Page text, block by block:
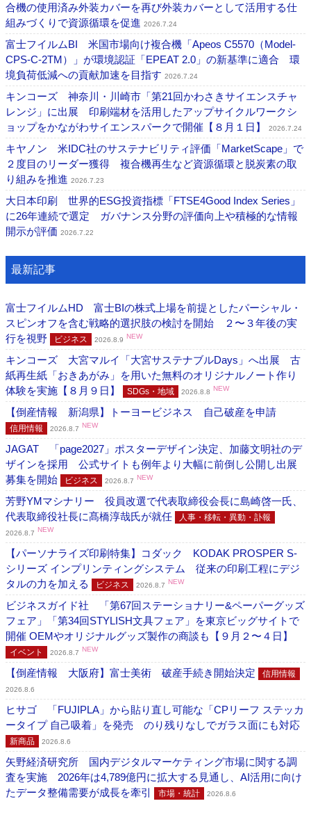
合機の使用済み外装カバーを再び外装カバーとして活用する仕
組みづくりで資源循環を促進 2026.7.24
富士フイルムBI 米国市場向け複合機「Apeos C5570（Model-
CPS-C-2TM）」が環境認証「EPEAT 2.0」の新基準に適合 環
境負荷低減への貢献加速を目指す 2026.7.24
キンコーズ 神奈川・川崎市「第21回かわさきサイエンスチャ
レンジ」に出展 印刷端材を活用したアップサイクルワークシ
ョップをかながわサイエンスパークで開催【８月１日】
2026.7.24
キヤノン 米IDC社のサステナビリティ評価「MarketScape」で
２度目のリーダー獲得 複合機再生など資源循環と脱炭素の取
り組みを推進 2026.7.23
大日本印刷 世界的ESG投資指標「FTSE4Good Index Series」
に26年連続で選定 ガバナンス分野の評価向上や積極的な情報
開示が評価 2026.7.22
最新記事
富士フイルムHD 富士BIの株式上場を前提としたパーシャル・
スピンオフを含む戦略的選択肢の検討を開始 ２〜３年後の実
行を視野
ビジネス 2026.8.9 NEW
キンコーズ 大宮マルイ「大宮サステナブルDays」へ出展 古
紙再生紙「おきあがみ」を用いた無料のオリジナルノート作り
体験を実施【８月９日】
SDGs・地域 2026.8.8 NEW
【倒産情報 新潟県】トーヨービジネス 自己破産を申請
信用情報 2026.8.7 NEW
JAGAT 「page2027」ポスターデザイン決定、加藤文明社のデ
ザインを採用 公式サイトも例年より大幅に前倒し公開し出展
募集を開始
ビジネス 2026.8.7 NEW
芳野YMマシナリー 役員改選で代表取締役会長に島崎啓一氏、
代表取締役社長に髙橋淳哉氏が就任
人事・移転・異動・訃報
2026.8.7 NEW
【パーソナライズ印刷特集】コダック KODAK PROSPER S-
シリーズ インプリンティングシステム 従来の印刷工程にデジ
タルの力を加える
ビジネス 2026.8.7 NEW
ビジネスガイド社 「第67回ステーショナリー&ペーパーグッズ
フェア」「第34回STYLISH文具フェア」を東京ビッグサイトで
開催 OEMやオリジナルグッズ製作の商談も【９月２〜４日】
イベント 2026.8.7 NEW
【倒産情報 大阪府】富士美術 破産手続き開始決定 信用情報
2026.8.6
ヒサゴ 「FUJIPLA」から貼り直し可能な「CPリーフ ステッカ
ータイプ 自己吸着」を発売 のり残りなしでガラス面にも対応
新商品 2026.8.6
矢野経済研究所 国内デジタルマーケティング市場に関する調
査を実施 2026年は4,789億円に拡大する見通し、AI活用に向け
たデータ整備需要が成長を牽引
市場・統計 2026.8.6